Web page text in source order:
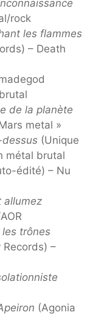
rock
les flammes
– Death
de la planète
metal »
(Unique
métal brutal
édité) – Nu
allumez
trônes
–
(Agonia